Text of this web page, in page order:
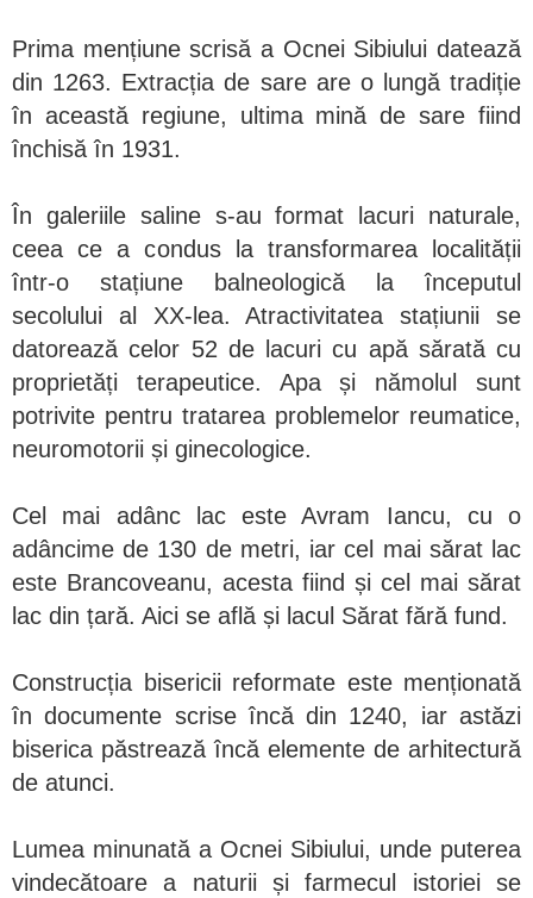
Prima mențiune scrisă a Ocnei Sibiului datează
din 1263. Extracția de sare are o lungă tradiție
în această regiune, ultima mină de sare fiind
închisă în 1931.
În galeriile saline s-au format lacuri naturale,
ceea ce a condus la transformarea localității
într-o stațiune balneologică la începutul
secolului al XX-lea. Atractivitatea stațiunii se
datorează celor 52 de lacuri cu apă sărată cu
proprietăți terapeutice. Apa și nămolul sunt
potrivite pentru tratarea problemelor reumatice,
neuromotorii și ginecologice.
Cel mai adânc lac este Avram Iancu, cu o
adâncime de 130 de metri, iar cel mai sărat lac
este Brancoveanu, acesta fiind și cel mai sărat
lac din țară. Aici se află și lacul Sărat fără fund.
Construcția bisericii reformate este menționată
în documente scrise încă din 1240, iar astăzi
biserica păstrează încă elemente de arhitectură
de atunci.
Lumea minunată a Ocnei Sibiului, unde puterea
vindecătoare a naturii și farmecul istoriei se